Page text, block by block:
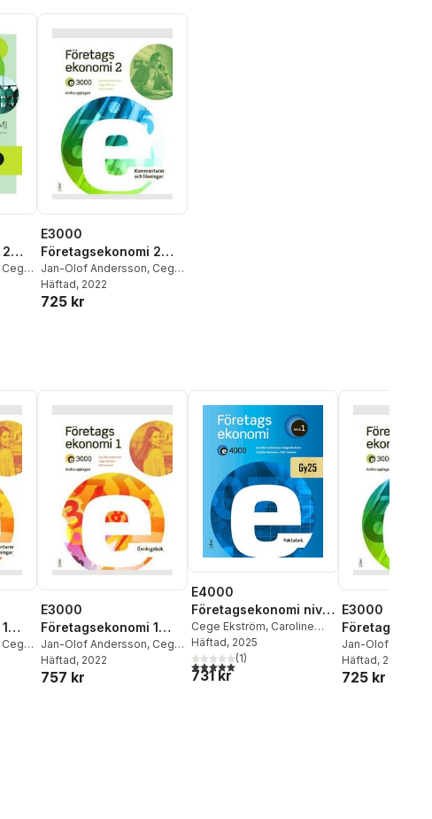
Cege
antal röster:
E3000
Företagsekonomi 2
Kommentarer och
lösningar
Jan-Olof Andersson, Cege
Ekström,Rolf Jansson
Häftad, 2022
725 kr
Cege
E3000
Företagsekonomi 1
Övningsbok
Jan-Olof Andersson, Cege
Ekström,Rolf Jansson
Jöran Enqvist
Häftad, 2022
757 kr
E4000
Företagsekonomi nivå
1 Faktabok
Cege Ekström, Caroline
Hansson,Rolf Jansson
Jan-Olof Andersson
Häftad, 2025
5,0utav 5 stjärnor. Totalt antal röster:
(1)
731 kr
E3000
Kommentarer
lösningar
Jan-Olof
Ekström,
Häftad, 2022
725 kr